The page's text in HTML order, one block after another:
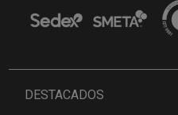
DESTACADOS